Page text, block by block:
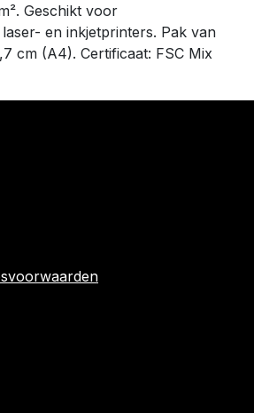
Geschikt voor
en inkjetprinters. Pak van
cm (A4). Certificaat: FSC Mix